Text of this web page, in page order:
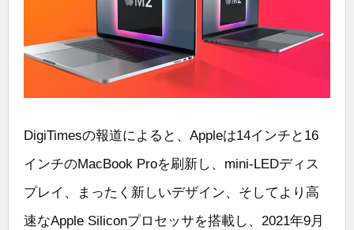
DigiTimesの報道によると、Appleは14インチと16
インチのMacBook Proを刷新し、mini-LEDディス
プレイ、まったく新しいデザイン、そしてより高
速なApple Siliconプロセッサを搭載し、2021年9月